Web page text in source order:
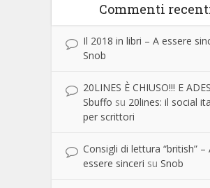
Commenti
Il 2018 in libri – A essere
Snob
20LINES È CHIUSO!!! E
Sbuffo su 20lines: il social
per scrittori
Consigli di lettura “british” –
essere sinceri su Snob